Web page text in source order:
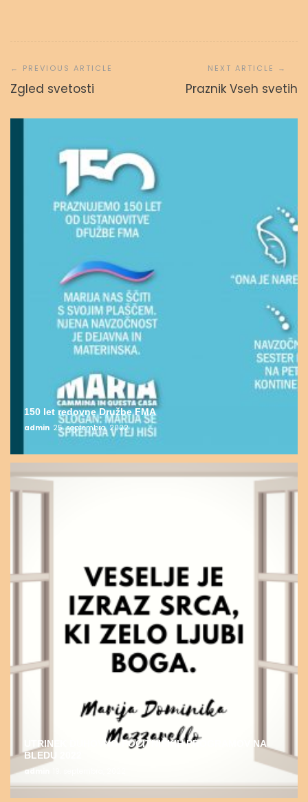
prispevka
Zgled svetosti Praznik Vseh svetih
150 let redovne Družbe FMA
admin 25. septembra, 2022
UTRINEK DUHOVNO-POČITNIŠKIH PROGRAMOV NA
BLEDU 2022
admin